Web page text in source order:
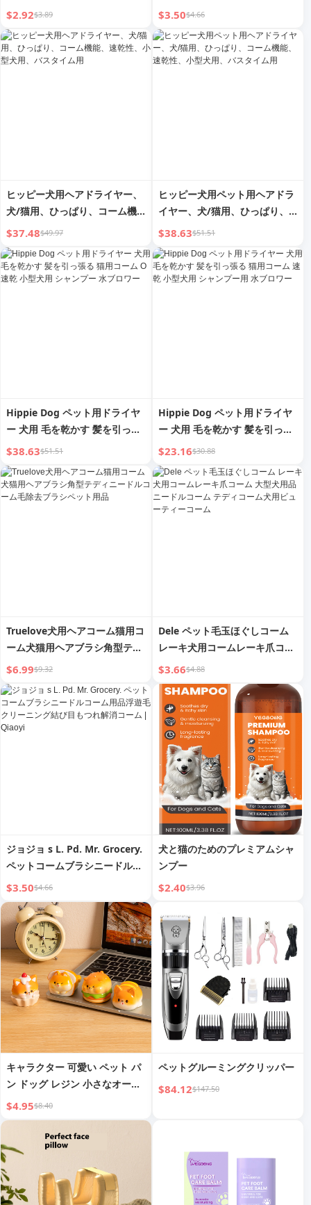
$2.92$3.89
ム テディ セルフクリーニング
マッサージ スチールニードルコ
ーム ペット用品
$3.50$4.66
ヒッピー犬用ヘアドライヤー、
犬/猫用、ひっぱり、コーム機
能、速乾性、小型犬用、バスタ
イム用
$37.48$49.97
ヒッピー犬用ペット用ヘアドラ
イヤー、犬/猫用、ひっぱり、
コーム機能、速乾性、小型犬
用、バスタイム用
$38.63$51.51
Hippie Dog ペット用ドライヤ
ー 犬用 毛を乾かす 髪を引っ張
る 猫用コーム O 速乾 小型犬用
シャンプー 水ブロワー
$38.63$51.51
Hippie Dog ペット用ドライヤ
ー 犬用 毛を乾かす 髪を引っ張
る 猫用コーム 速乾 小型犬用 シ
ャンプー用 水ブロワー
$23.16$30.88
Truelove犬用ヘアコーム猫用コ
ーム犬猫用ヘアブラシ角型テデ
ィニードルコーム毛除去ブラシ
ペット用品
$6.99$9.32
Dele ペット毛玉ほぐしコーム
レーキ犬用コームレーキ爪コー
ム 大型犬用品 ニードルコーム
テディコーム犬用ビューティー
コーム
$3.66$4.88
ジョジョ s L. Pd. Mr. Grocery.
ペットコームブラシニードルコ
ーム用品浮遊毛クリーニング結
び目もつれ解消コーム | Qiaoyi
$3.50$4.66
犬と猫のためのプレミアムシャ
ンプー
$2.40$3.96
キャラクター 可愛い ペット パ
ン ドッグ レジン 小さなオーナ
メント クリエイティブ オフィ
ス 書斎 デスクトップ装飾 オー
ナメント ミニ 小さなギフト
$4.95$8.40
ペットグルーミングクリッパー
$84.12$147.50